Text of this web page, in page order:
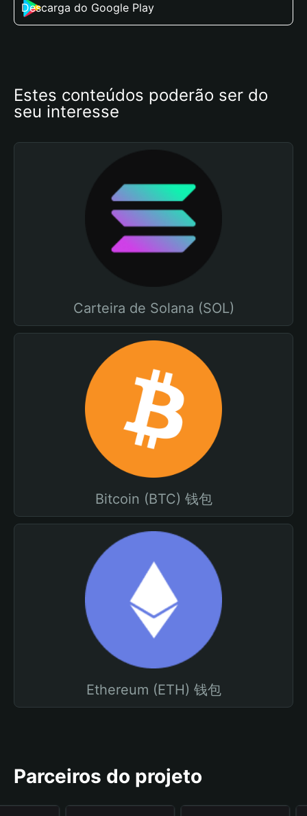
Descarga do Google Play
Estes conteúdos poderão ser do
seu interesse
Carteira de Solana (SOL)
Bitcoin (BTC) 钱包
Ethereum (ETH) 钱包
Parceiros do projeto